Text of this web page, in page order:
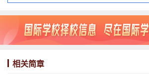
相关简章